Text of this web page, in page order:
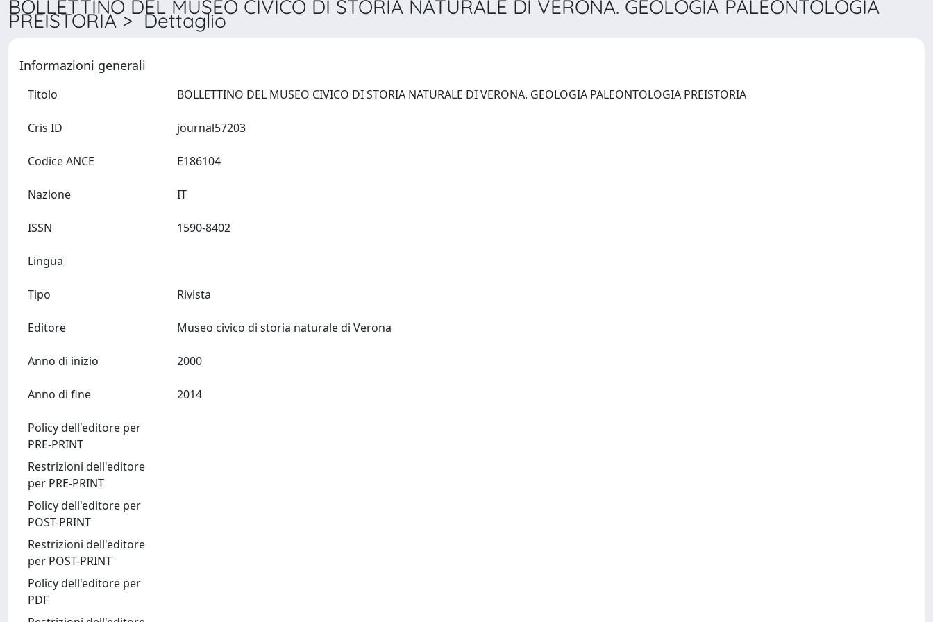
BOLLETTINO DEL MUSEO CIVICO DI STORIA NATURALE DI VERONA. GEOLOGIA PALEONTOLOGIA
PREISTORIA > Dettaglio
Informazioni generali
Titolo
Cris ID
Codice ANCE
Nazione
ISSN
Lingua
Tipo Rivista
Editore
Anno di inizio
Anno di fine
Policy dell'editore per
PRE-PRINT
Restrizioni dell'editore
per PRE-PRINT
Policy dell'editore per
POST-PRINT
Restrizioni dell'editore
per POST-PRINT
Policy dell'editore per
PDF